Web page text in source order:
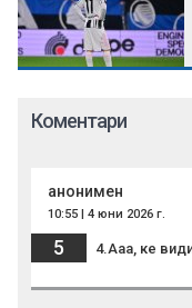
Коментари
анонимен
10:55 | 4 юни 2026 г.
5 4.Ааа, ке